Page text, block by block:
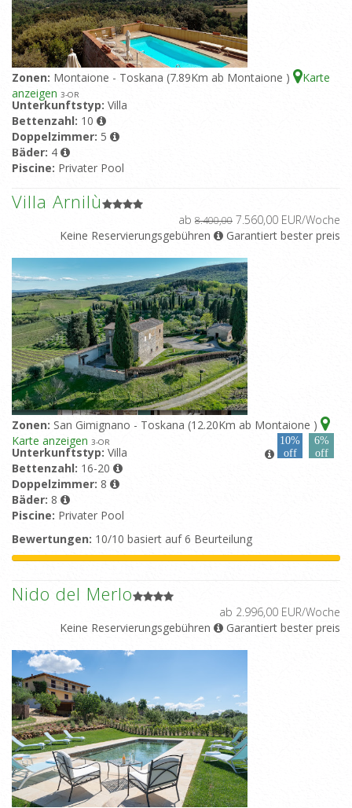
Zonen: Montaione - Toskana (7.89Km ab Montaione )
Karte
anzeigen 3-OR
Unterkunftstyp: Villa
Bettenzahl: 10
Doppelzimmer: 5
Bäder: 4
Piscine: Privater Pool
Villa Arnilù
ab 8.400,00 7.560,00 EUR/Woche
Keine Reservierungsgebühren
Garantiert bester preis
Zonen: San Gimignano - Toskana (12.20Km ab Montaione )
Karte anzeigen 3-OR
10%
off
6%
off
Unterkunftstyp: Villa
Bettenzahl: 16-20
Doppelzimmer: 8
Bäder: 8
Piscine: Privater Pool
Bewertungen: 10/10 basiert auf 6 Beurteilung
Nido del Merlo
ab 2.996,00 EUR/Woche
Keine Reservierungsgebühren
Garantiert bester preis